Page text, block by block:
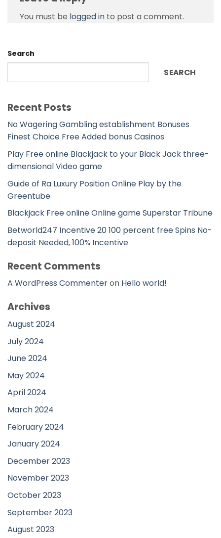
You must be logged in to post a comment.
Search
SEARCH
Recent Posts
No Wagering Gambling establishment Bonuses
Finest Choice Free Added bonus Casinos
Play Free online Blackjack to your Black Jack three-
dimensional Video game
Guide of Ra Luxury Position Online Play by the
Greentube
Blackjack Free online Online game Superstar Tribune
Betworld247 Incentive 20 100 percent free Spins No-
deposit Needed, 100% Incentive
Recent Comments
A WordPress Commenteron Hello world!
Archives
August 2024
July 2024
June 2024
May 2024
April 2024
March 2024
February 2024
January 2024
December 2023
November 2023
October 2023
September 2023
August 2023